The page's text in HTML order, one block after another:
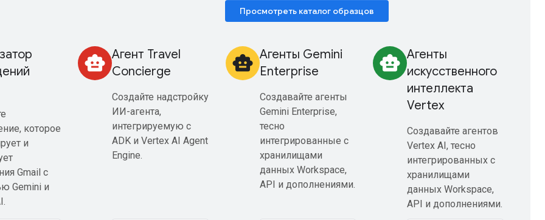
Просмотреть каталог образцов
которое
и
Gmail с
Gemini и
smart_toy Агент Travel
Concierge
Создайте надстройку
ИИ-агента,
интегрируемую с
ADK и Vertex AI Agent
Engine.
smart_toy Агенты Gemini
Enterprise
Создавайте агенты
Gemini Enterprise,
тесно
интегрированные с
хранилищами
данных Workspace,
API и дополнениями.
smart_toy Агенты
искусственного
интеллекта
Vertex
Создавайте агентов
Vertex AI, тесно
интегрированных с
хранилищами
данных Workspace,
API и дополнениями.